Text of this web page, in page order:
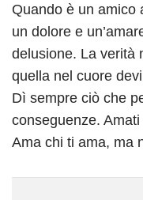
Quando è un amico
un dolore e
delusione. La verità
quella nel cuore
Dì sempre ciò che
conseguenze.
Ama chi ti ama, ma